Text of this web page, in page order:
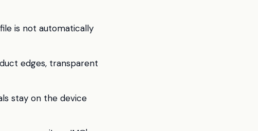
is not automatically
edges, transparent
stay on the device